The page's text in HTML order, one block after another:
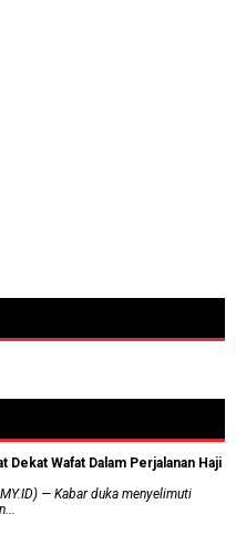
Dekat Wafat Dalam Perjalanan Haji
— Kabar duka menyelimuti